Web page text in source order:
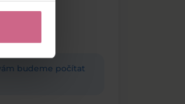
budeme počítat